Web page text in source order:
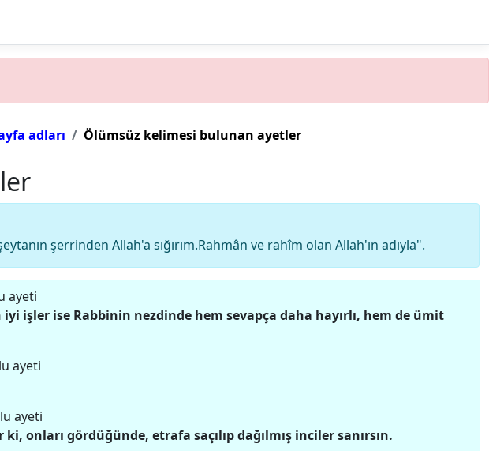
adları Ölümsüz kelimesi bulunan ayetler
şerrinden Allah'a sığırım.Rahmân ve rahîm olan Allah'ın adıyla".
ayeti
işler ise Rabbinin nezdinde hem sevapça daha hayırlı, hem de ümit
ayeti
ayeti
onları gördüğünde, etrafa saçılıp dağılmış inciler sanırsın.